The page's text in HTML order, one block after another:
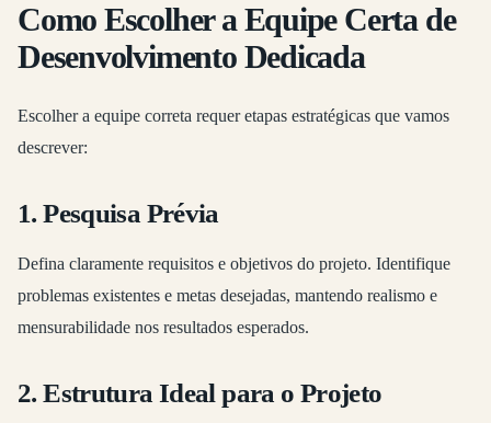
Como Escolher a Equipe Certa de
Desenvolvimento Dedicada
Escolher a equipe correta requer etapas estratégicas que vamos
descrever:
1. Pesquisa Prévia
Defina claramente requisitos e objetivos do projeto. Identifique
problemas existentes e metas desejadas, mantendo realismo e
mensurabilidade nos resultados esperados.
2. Estrutura Ideal para o Projeto